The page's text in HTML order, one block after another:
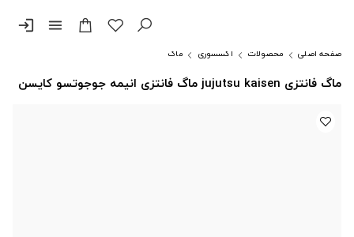
menu
login
صفحه اصلی محصولات اکسسوری ماگ
ماگ فانتزی jujutsu kaisen ماگ فانتزی انیمه جوجوتسو کایسن